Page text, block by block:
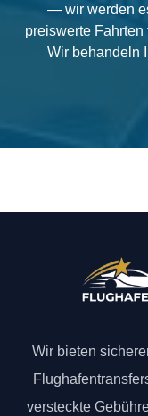
— wir werden
preiswerte
Wir behandeln
Wir bieten
versteckte